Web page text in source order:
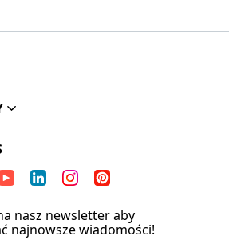
nasz newsletter aby
najnowsze wiadomości!